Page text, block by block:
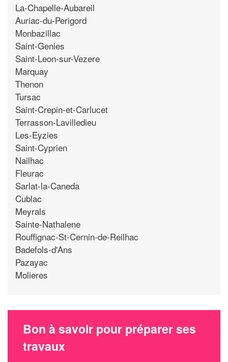
La-Chapelle-Aubareil
Auriac-du-Perigord
Monbazillac
Saint-Genies
Saint-Leon-sur-Vezere
Marquay
Thenon
Tursac
Saint-Crepin-et-Carlucet
Terrasson-Lavilledieu
Les-Eyzies
Saint-Cyprien
Nailhac
Fleurac
Sarlat-la-Caneda
Cublac
Meyrals
Sainte-Nathalene
Rouffignac-St-Cernin-de-Reilhac
Badefols-d'Ans
Pazayac
Molieres
Bon à savoir pour préparer ses
travaux